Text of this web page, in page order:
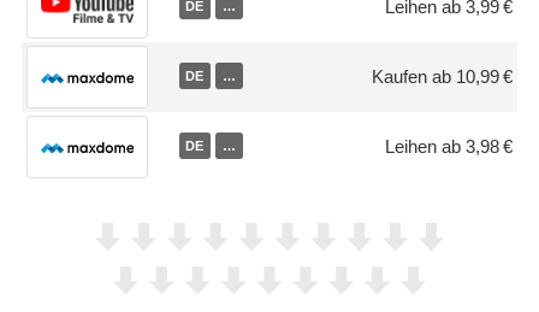
DE … Leihen ab 3,99 €
DE … Kaufen ab 10,99 €
DE … Leihen ab 3,98 €